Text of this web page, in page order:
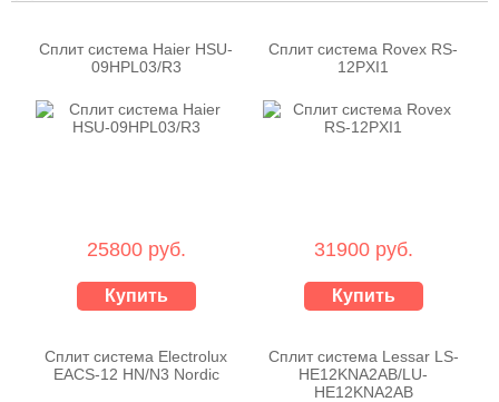
Сплит система Haier HSU-
09HPL03/R3
25800 руб.
Купить
Сплит система Rovex RS-
12PXI1
31900 руб.
Купить
Сплит система Electrolux
EACS-12 HN/N3 Nordic
Сплит система Lessar LS-
HE12KNA2AB/LU-
HE12KNA2AB